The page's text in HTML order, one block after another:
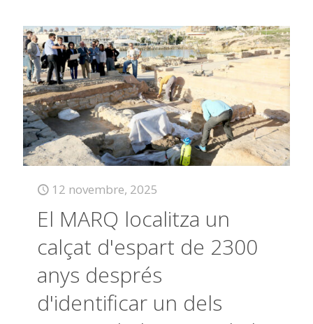
12 novembre, 2025
El MARQ localitza un
calçat d'espart de 2300
anys després
d'identificar un dels